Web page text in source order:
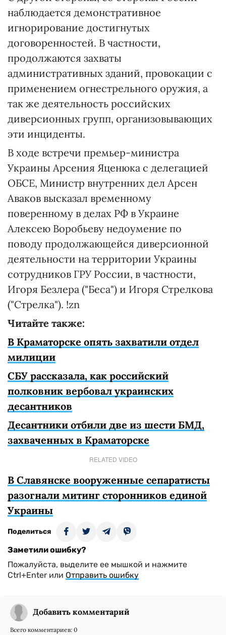
наблюдается демонстративное
игнорирование достигнутых
договоренностей. В частности,
продолжаются захваты
административных зданий, провокации с
применением огнестрельного оружия, а
так же деятельность российских
диверсионных групп, организовывающих
эти инциденты.
В ходе встречи премьер-министра
Украины Арсения Яценюка с делегацией
ОБСЕ, Министр внутренних дел Арсен
Аваков высказал временному
поверенному в делах РФ в Украине
Алексею Воробьеву недоумение по
поводу продолжающейся диверсионной
деятельности на территории Украины
сотрудников ГРУ России, в частности,
Игоря Безлера ("Беса") и Игоря Стрелкова
("Стрелка"). !zn
Читайте также:
В Краматорске опять захватили отдел
милиции
СБУ рассказала, как российский
полковник вербовал украинских
десантников
Десантники отбили две из шести БМД,
захваченных в Краматорске
RELATED VIDEO
В Славянске вооруженные сепаратисты
разогнали митинг сторонников единой
Украины
Поделиться
Заметили ошибку?
Пожалуйста, выделите ее мышкой и нажмите
Ctrl+Enter или Отправить ошибку
Добавить комментарий
Всего комментариев: 0